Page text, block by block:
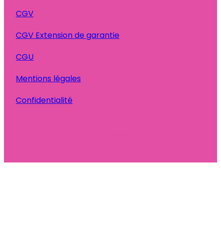
CGV
CGV Extension de garantie
CGU
Mentions légales
Confidentialité